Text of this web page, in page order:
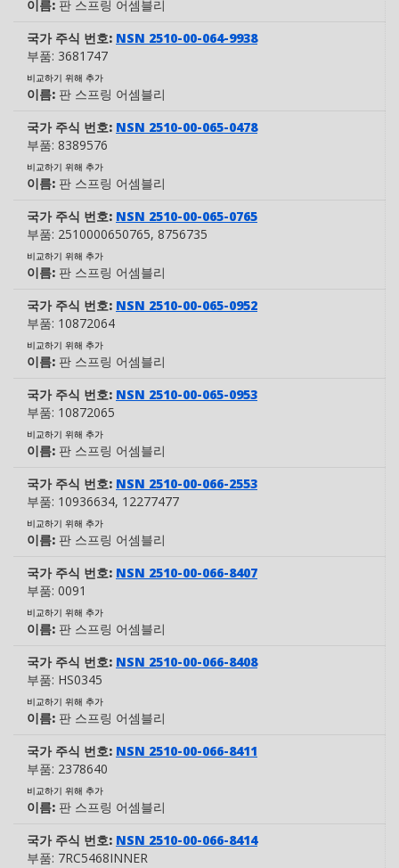
이름: 판 스프링 어셈블리
국가 주식 번호: NSN 2510-00-064-9938
부품: 3681747
비교하기 위해 추가
이름: 판 스프링 어셈블리
국가 주식 번호: NSN 2510-00-065-0478
부품: 8389576
비교하기 위해 추가
이름: 판 스프링 어셈블리
국가 주식 번호: NSN 2510-00-065-0765
부품: 2510000650765, 8756735
비교하기 위해 추가
이름: 판 스프링 어셈블리
국가 주식 번호: NSN 2510-00-065-0952
부품: 10872064
비교하기 위해 추가
이름: 판 스프링 어셈블리
국가 주식 번호: NSN 2510-00-065-0953
부품: 10872065
비교하기 위해 추가
이름: 판 스프링 어셈블리
국가 주식 번호: NSN 2510-00-066-2553
부품: 10936634, 12277477
비교하기 위해 추가
이름: 판 스프링 어셈블리
국가 주식 번호: NSN 2510-00-066-8407
부품: 0091
비교하기 위해 추가
이름: 판 스프링 어셈블리
국가 주식 번호: NSN 2510-00-066-8408
부품: HS0345
비교하기 위해 추가
이름: 판 스프링 어셈블리
국가 주식 번호: NSN 2510-00-066-8411
부품: 2378640
비교하기 위해 추가
이름: 판 스프링 어셈블리
국가 주식 번호: NSN 2510-00-066-8414
부품: 7RC5468INNER